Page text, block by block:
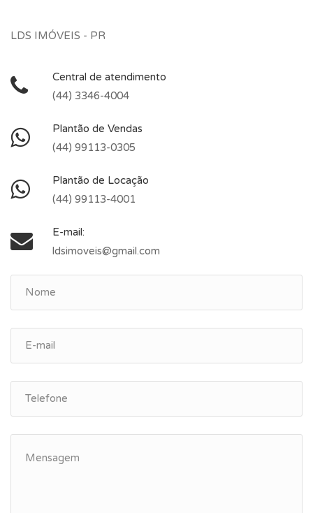
LDS IMÓVEIS - PR
Central de atendimento
(44) 3346-4004
Plantão de Vendas
(44) 99113-0305
Plantão de Locação
(44) 99113-4001
E-mail:
ldsimoveis@gmail.com